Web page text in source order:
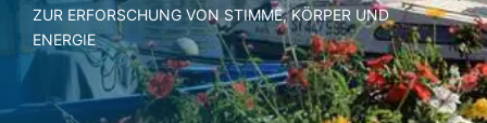
ZUR ERFORSCHUNG VON STIMME, KÖRPER UND
ENERGIE